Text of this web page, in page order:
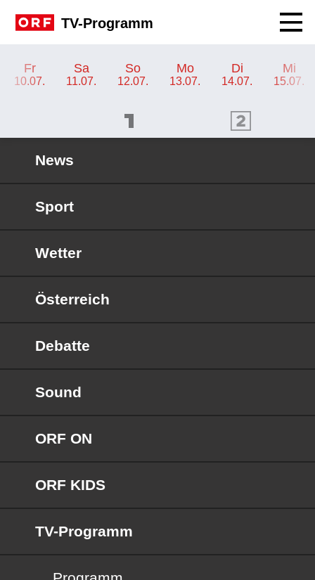
TV-Programm
Fr
10.07.
Sa
11.07.
So
12.07.
Mo
13.07.
Di
14.07.
Mi
15.07.
ORF 2 Programm
News
Sport
Wetter
Österreich
Debatte
Sound
ORF ON
ORF KIDS
TV-Programm